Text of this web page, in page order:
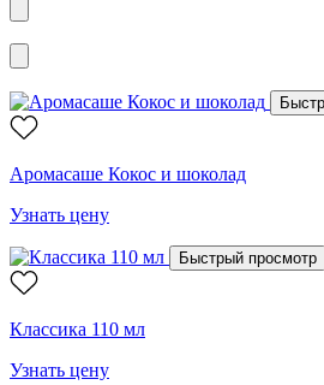
Аромасаше Кокос и шоколад
Узнать цену
Быстрый просмотр
Классика 110 мл
Узнать цену